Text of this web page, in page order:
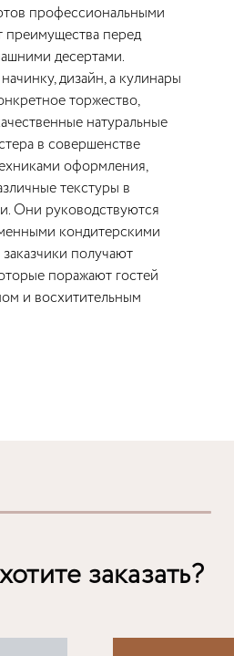
профессиональными
преимущества перед
десертами.
дизайн, а кулинары
торжество,
натуральные
в совершенстве
оформления,
текстуры в
Они руководствуются
кондитерскими
получают
поражают гостей
и восхитительным
заказать?